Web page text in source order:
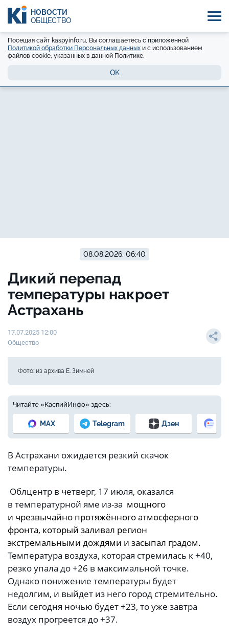
НОВОСТИ
ОБЩЕСТВО
Посещая сайт kaspyinfo.ru, Вы соглашаетесь с приложенной
Политикой обработки Персональных данных и с использованием
файлов cookie, указанных в данной Политике.
OK
08.08.2026, 06:40
Дикий перепад
температуры накроет
Астрахань
17.07.2025 12:00
Общество
Фото: из архива Е. Зимней
Читайте «КаспийИнфо» здесь:
MAX Telegram Дзен
В Астрахани ожидается резкий скачок
температуры.
Облцентр в четверг, 17 июля, оказался
в температурной яме из-за мощного
и чрезвычайно протяжённого атмосферного
фронта, который заливал регион
экстремальными дождями и засыпал градом.
Температура воздуха, которая стремилась к +40,
резко упала до +26 в максимальной точке.
Однако понижение температуры будет
недолгим, и выйдет из него город стремительно.
Если сегодня ночью будет +23, то уже завтра
воздух прогреется до +37.